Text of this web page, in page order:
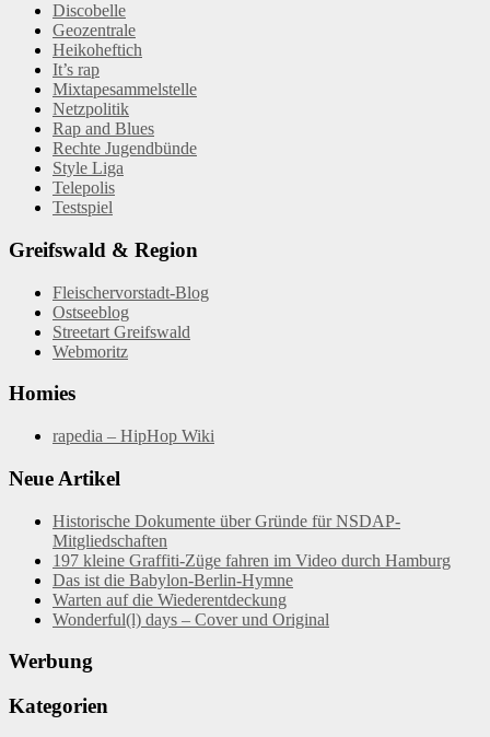
Discobelle
Geozentrale
Heikoheftich
It’s rap
Mixtapesammelstelle
Netzpolitik
Rap and Blues
Rechte Jugendbünde
Style Liga
Telepolis
Testspiel
Greifswald & Region
Fleischervorstadt-Blog
Ostseeblog
Streetart Greifswald
Webmoritz
Homies
rapedia – HipHop Wiki
Neue Artikel
Historische Dokumente über Gründe für NSDAP-
Mitgliedschaften
197 kleine Graffiti-Züge fahren im Video durch Hamburg
Das ist die Babylon-Berlin-Hymne
Warten auf die Wiederentdeckung
Wonderful(l) days – Cover und Original
Werbung
Kategorien